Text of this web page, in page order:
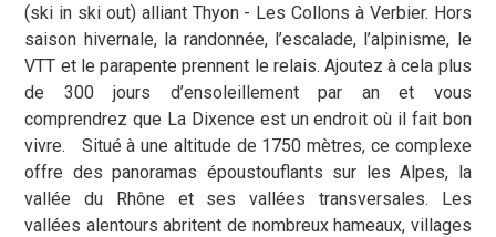
(ski in ski out) alliant Thyon - Les Collons à Verbier. Hors
saison hivernale, la randonnée, l’escalade, l’alpinisme, le
VTT et le parapente prennent le relais. Ajoutez à cela plus
de 300 jours d’ensoleillement par an et vous
comprendrez que La Dixence est un endroit où il fait bon
vivre. Situé à une altitude de 1750 mètres, ce complexe
offre des panoramas époustouflants sur les Alpes, la
vallée du Rhône et ses vallées transversales. Les
vallées alentours abritent de nombreux hameaux, villages